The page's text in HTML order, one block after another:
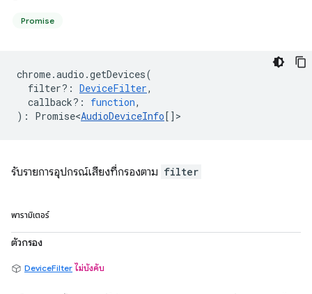
Promise
chrome.audio .getDevices(
filter? : DeviceFilter,
callback? : function,
) : Promise<AudioDeviceInfo[] >
รับรายการอุปกรณ์เสียงที่กรองตาม filter
พารามิเตอร์
ตัวกรอง
DeviceFilter ไม่บังคับ